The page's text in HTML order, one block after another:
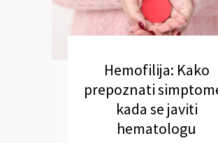
Hemofilija: Kako
prepoznati
kada se javiti
hematologu